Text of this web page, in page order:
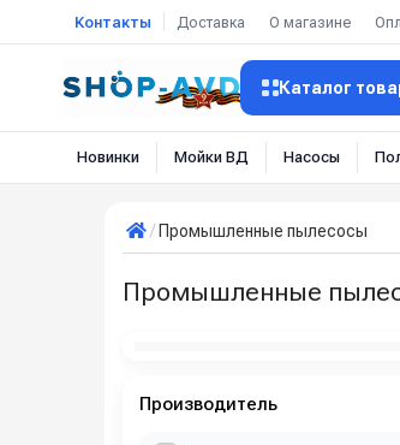
Контакты Доставка О магазине
Каталог
Новинки Мойки ВД Насосы
Промышленные пылесосы
Промышленные
Производитель